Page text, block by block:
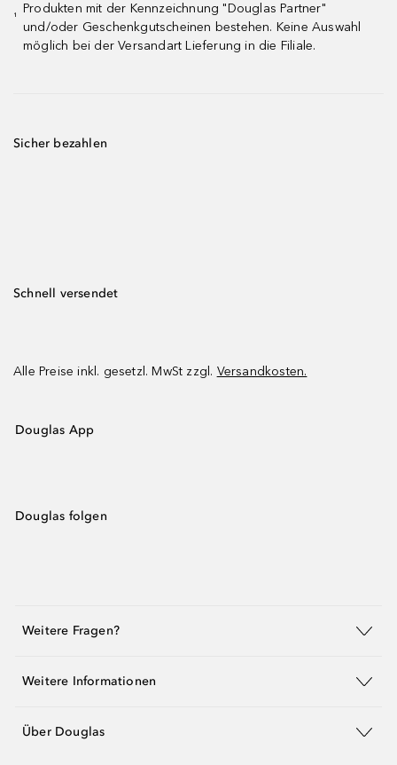
¹
Produkten mit der Kennzeichnung "Douglas Partner"
und/oder Geschenkgutscheinen bestehen. Keine Auswahl
möglich bei der Versandart Lieferung in die Filiale.
Sicher bezahlen
Schnell versendet
Alle Preise inkl. gesetzl. MwSt zzgl. Versandkosten.
Douglas App
Douglas folgen
Weitere Fragen?
Weitere Informationen
Über Douglas